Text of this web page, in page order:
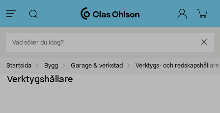
Startsida Bygg Garage & verkstad Verktygs- och redskapshållare
Verktygshållare